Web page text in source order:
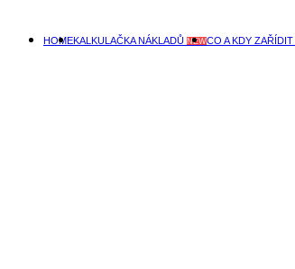
HOMEKALKULAČKA NÁKLADŮ NEWCO A KDY ZAŘÍDIT